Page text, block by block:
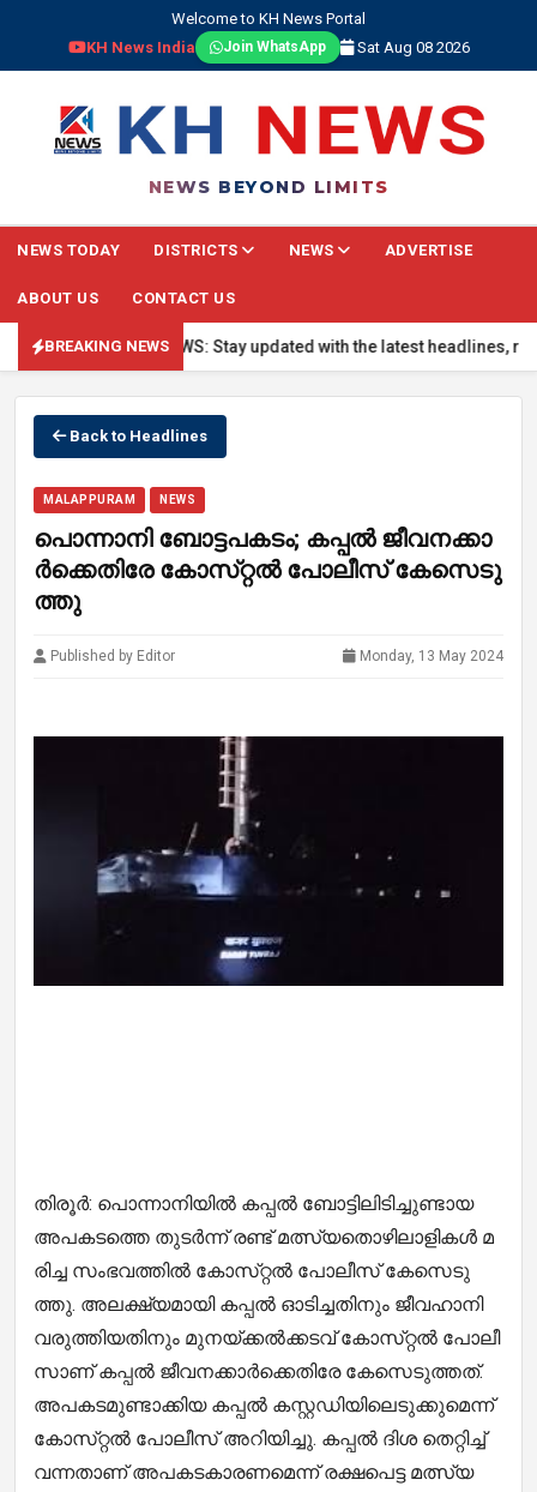
Welcome to KH News Portal
KH News India
Join WhatsApp Sat Aug 08 2026
NEWS BEYOND LIMITS
NEWS TODAY DISTRICTS NEWS ADVERTISE
ABOUT US CONTACT US
BREAKING NEWS
🔴 BREAKING NEWS: Stay updated with the latest headlines,
Back to Headlines
MALAPPURAM NEWS
പൊ­​ന്നാ­​നി ബോ­​ട്ട­​പ​ക​ടം; ക­​പ്പ​ല്‍ ജീ­​വ­​ന­​ക്കാ​
ര്‍­​ക്കെ­​തി­​രേ കോ­​സ്­​റ്റ​ല്‍ പോ­​ലീ­​സ് കേ­​സെ­​ടു­​
ത്തു
Published by Editor Monday, 13 May 2024
തി­​രൂ​ര്‍: പൊ­​ന്നാ­​നി­​യി​ല്‍ ക­​പ്പ​ല്‍ ബോ­​ട്ടി­​ലി­​ടി­​ച്ചു​ണ്ടാ­​യ
അ­​പ­​ക­​ട­​ത്തെ തു­​ട​ര്‍­​ന്ന് ര­​ണ്ട് മ​ത്സ്യ­​തൊ­​ഴി­​ലാ­​ളി­​ക​ള്‍ മ­​
രി­​ച്ച സം­​ഭ­​വ­​ത്തി​ല്‍ കോ­​സ്­​റ്റ​ല്‍ പോ­​ലീ­​സ് കേ­​സെ­​ടു­​
ത്തു. അ­​ല­​ക്ഷ്യ­​മാ­​യി ക­​പ്പ​ല്‍ ഓ­​ടി­​ച്ച­​തി​നും ജീ­​വ­​ഹാ­​നി
വ­​രു­​ത്തി­​യ­​തിനും മു­​ന­​യ്­​ക്ക​ല്‍­​ക്ക​ട­​വ് കോ­​സ്­​റ്റ​ല്‍ പോ­​ലീ­​
സാ​ണ് ക­​പ്പ​ല്‍ ജീ­​വ­​ന­​ക്കാ​ര്‍­​ക്കെ­​തി­​രേ­ കേ­​സെ­​ടു­​ത്ത​ത്.
അ­​പ­​ക­​ട­​മു­​ണ്ടാ​ക്കി​യ ക­​പ്പ​ല്‍ ക­​സ്റ്റ­​ഡി­​യി­​ലെ­​ടു­​ക്കു­​മെ­​ന്ന്
കോ­​സ്­​റ്റ​ല്‍ പോ­​ലീ­​സ് അ­​റി­​യി​ച്ചു. ക­​പ്പ​ല്‍ ദി­​ശ തെ­​റ്റി­​ച്ച്
വ­​ന്ന­​താ­​ണ് അ­​പ­​ക­​ട­​കാ­​ര­​ണ­​മെ­​ന്ന് ര­​ക്ഷ­​പെ­​ട്ട മ​ത്സ്യ­​